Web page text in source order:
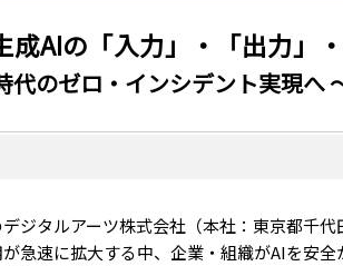
成AIの「入力」・「出力」
代のゼロ・インシデント実現へ
ジタルアーツ株式会社（本社：東京都千
急速に拡大する中、企業・組織がAIを安